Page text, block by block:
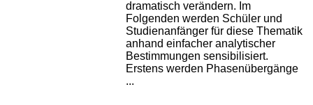
dramatisch verändern. Im
Folgenden werden Schüler und
Studienanfänger für diese Thematik
anhand einfacher analytischer
Bestimmungen sensibilisiert.
Erstens werden Phasenübergänge
...